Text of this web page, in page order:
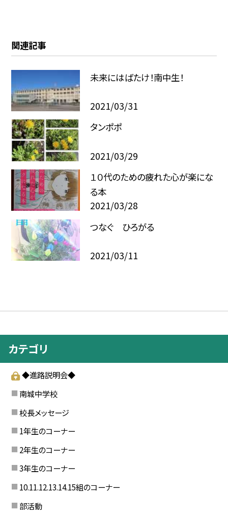
関連記事
未来にはばたけ！南中生！
2021/03/31
タンポポ
2021/03/29
１０代のための疲れた心が楽にな
る本
2021/03/28
つなぐ ひろがる
2021/03/11
カテゴリ
◆進路説明会◆
南城中学校
校長メッセージ
1年生のコーナー
2年生のコーナー
3年生のコーナー
10.11.12.13.14.15組のコーナー
部活動